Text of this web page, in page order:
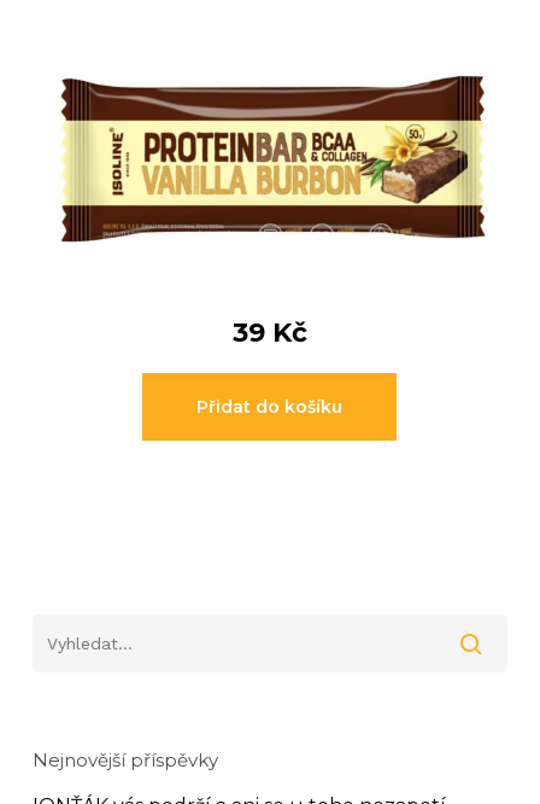
39 Kč
Přidat do košíku
Nejnovější příspěvky